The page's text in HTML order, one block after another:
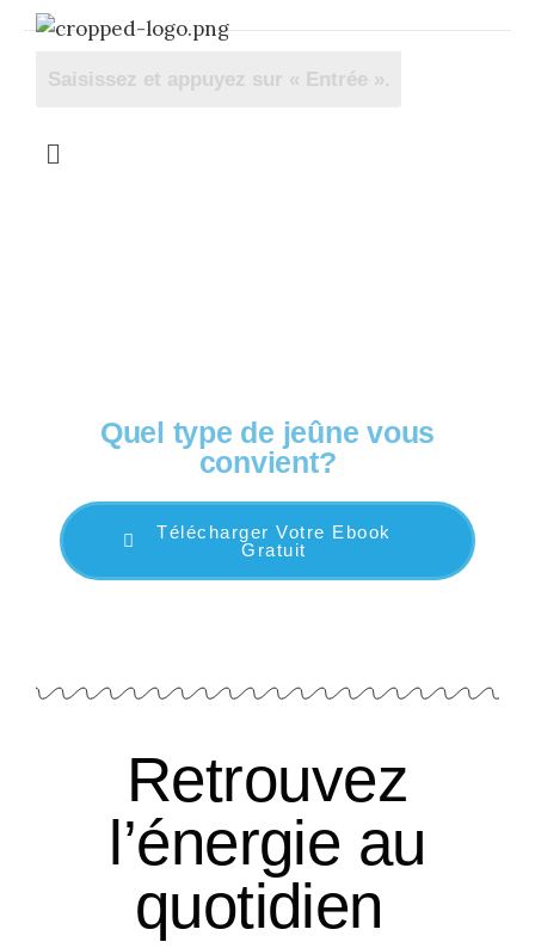
Quel type de jeûne vous
convient?
Télécharger Votre Ebook
Gratuit
Retrouvez
l’énergie au
quotidien